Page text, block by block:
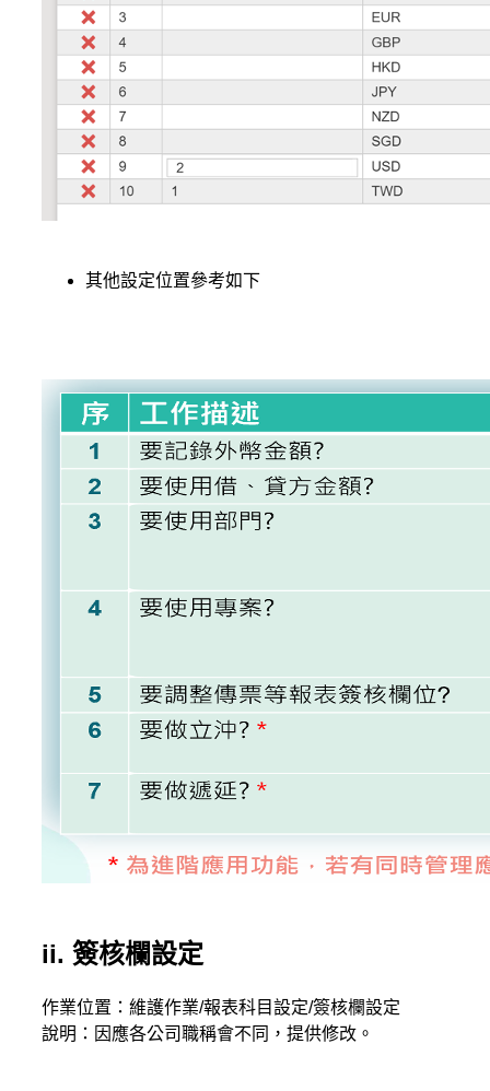
其他設定位置參考如下
ii. 簽核欄設定
作業位置：維護作業/報表科目設定/簽核欄設定
說明：因應各公司職稱會不同，提供修改。